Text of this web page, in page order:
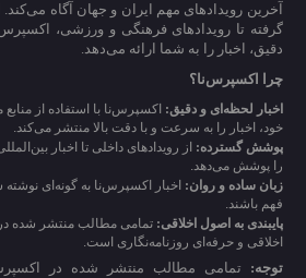
آخرین رویدادهای مهم ایران و جهان آگاه
گرفته تا رویدادهای فرهنگی و ورزشی،
دقیق، اخبار را به شما ارائه می‌دهد.
چرا اکسپرس‌نا؟
اخبار لحظه‌ای و دقیق: اکسپرس‌نا با استفاده از
خود، اخبار را به سرعت و با دقت بالا منتشر می‌کند.
پوشش گسترده: از رویدادهای داخلی تا اخبار
را پوشش می‌دهد.
زبان ساده و روان: اخبار اکسپرس‌نا به گونه‌ای
فهم باشند.
پایبندی به اصول اخلاقی: تمامی مطالب منتشر شده
اخلاقی و حرفه‌ای روزنامه‌نگاری است.
توجه: